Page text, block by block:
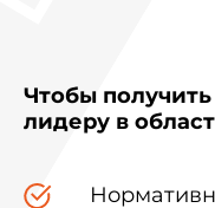
Чтобы
лидеру в